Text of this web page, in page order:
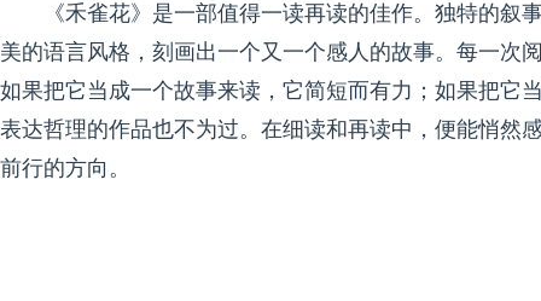
《禾雀花》是一部值得一读再读的佳作。独特的
美的语言风格，刻画出一个又一个感人的故事。每一次
如果把它当成一个故事来读，它简短而有力；如果把它
表达哲理的作品也不为过。在细读和再读中，便能悄然
前行的方向。